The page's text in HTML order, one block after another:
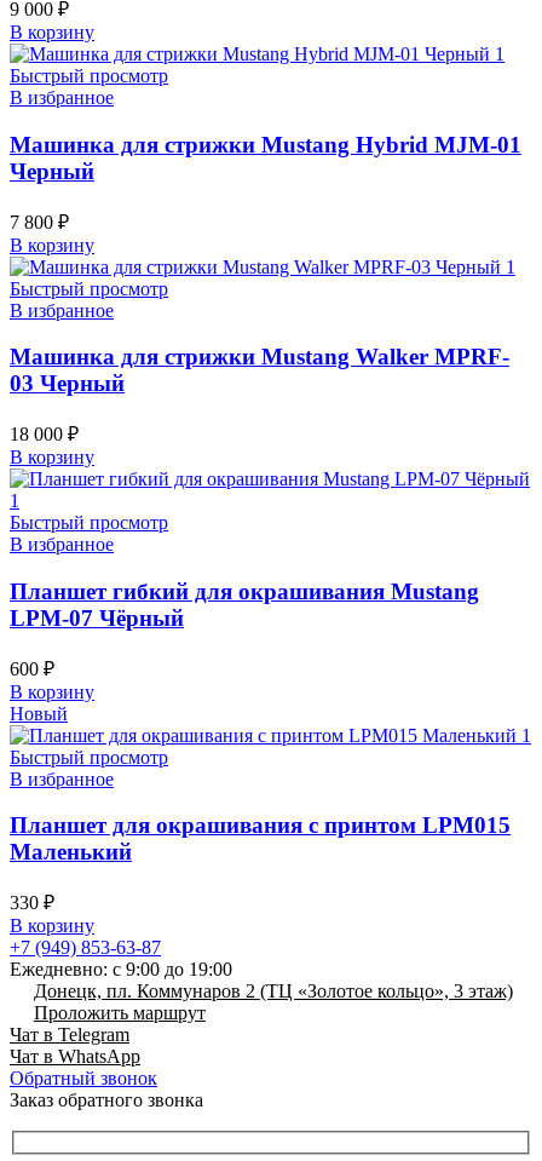
9 000 ₽
В корзину
Быстрый просмотр
В избранное
Машинка для стрижки Mustang Hybrid MJM-01
Черный
7 800 ₽
В корзину
Быстрый просмотр
В избранное
Машинка для стрижки Mustang Walker MPRF-
03 Черный
18 000 ₽
В корзину
Быстрый просмотр
В избранное
Планшет гибкий для окрашивания Mustang
LPM-07 Чёрный
600 ₽
В корзину
Новый
Быстрый просмотр
В избранное
Планшет для окрашивания с принтом LPM015
Маленький
330 ₽
В корзину
+7 (949) 853-63-87
Ежедневно: с 9:00 до 19:00
Донецк, пл. Коммунаров 2 (ТЦ «Золотое кольцо», 3 этаж)
Проложить маршрут
Чат в Telegram
Чат в WhatsApp
Обратный звонок
Заказ обратного звонка